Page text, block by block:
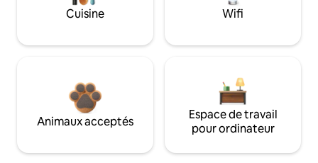
Cuisine Wifi
Animaux acceptés
Espace de travail
pour ordinateur